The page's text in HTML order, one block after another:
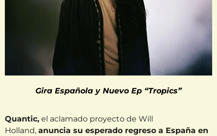
Gira Española y Nuevo Ep “Tropics”
Quantic, el aclamado proyecto de Will
Holland, anuncia su esperado regreso a España en